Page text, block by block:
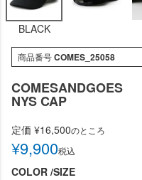
BLACK
商品番号COMES_25058
COMESANDGOES
NYS CAP
定価 ¥16,500のところ
¥9,900税込
COLOR SIZE